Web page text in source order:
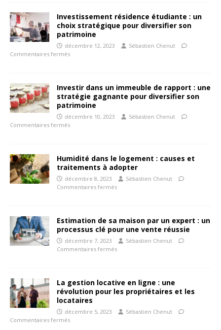
Investissement résidence étudiante : un
choix stratégique pour diversifier son
patrimoine
décembre 12, 2023
Sébastien Chenut
Commentaires fermés
Investir dans un immeuble de rapport : une
stratégie gagnante pour diversifier son
patrimoine
décembre 10, 2023
Sébastien Chenut
Commentaires fermés
Humidité dans le logement : causes et
traitements à adopter
décembre 8, 2023
Sébastien Chenut
Commentaires fermés
Estimation de sa maison par un expert : un
processus clé pour une vente réussie
décembre 7, 2023
Sébastien Chenut
Commentaires fermés
La gestion locative en ligne : une
révolution pour les propriétaires et les
locataires
décembre 5, 2023
Sébastien Chenut
Commentaires fermés